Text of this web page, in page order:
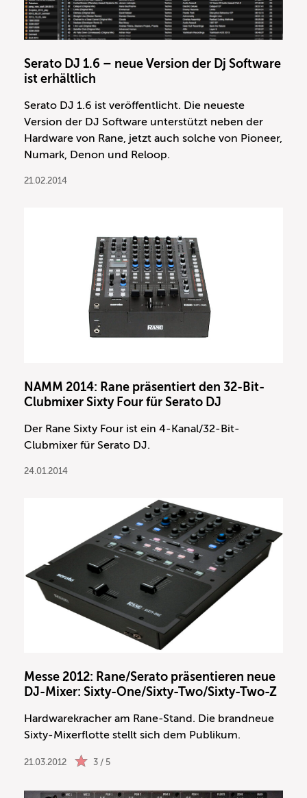
Serato DJ 1.6 – neue Version der Dj Software
ist erhältlich
Serato DJ 1.6 ist veröffentlicht. Die neueste
Version der DJ Software unterstützt neben der
Hardware von Rane, jetzt auch solche von Pioneer,
Numark, Denon und Reloop.
21.02.2014
NAMM 2014: Rane präsentiert den 32-Bit-
Clubmixer Sixty Four für Serato DJ
Der Rane Sixty Four ist ein 4-Kanal/32-Bit-
Clubmixer für Serato DJ.
24.01.2014
Messe 2012: Rane/Serato präsentieren neue
DJ-Mixer: Sixty-One/Sixty-Two/Sixty-Two-Z
Hardwarekracher am Rane-Stand. Die brandneue
Sixty-Mixerflotte stellt sich dem Publikum.
21.03.2012 3 / 5